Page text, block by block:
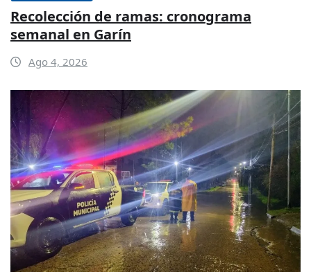
Recolección de ramas: cronograma
semanal en Garín
Ago 4, 2026